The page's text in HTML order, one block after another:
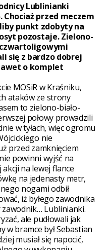
Lublinianki
Chociaż przed meczem
punkt zdobyty na
pozostaje. Zielono-
się z bardzo dobrej
o komplet
MOSiR w Kraśniku,
ataków ze strony
to zielono-biało-
połowy prowadzili
w tyłach, więc ogromu
nie
przed zamknięciem
powinni wyjść na
na lewej flance
na jedenasty metr,
nogami odbił
iż byłego zawodnika
zawodnik… Lublinianki.
ale pudłowali jak
w bramce był Sebastian
musiał się napocić,